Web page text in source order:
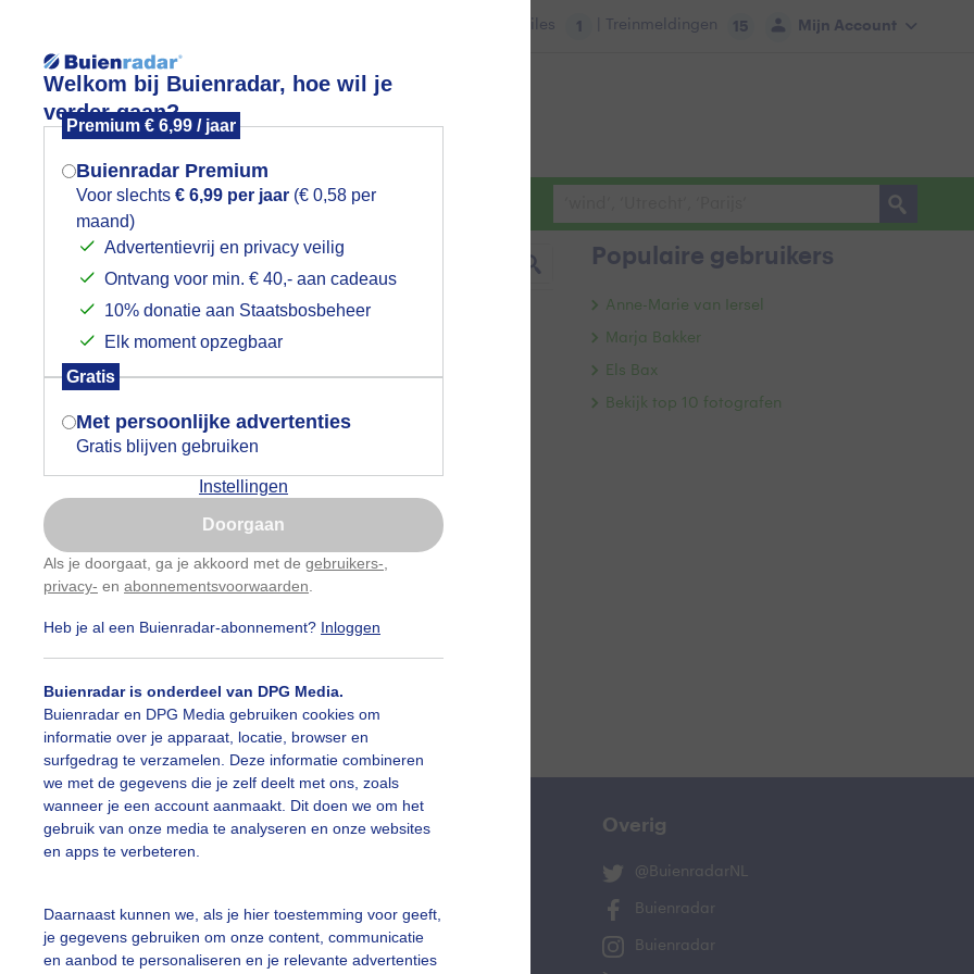
Welkom bij Buienradar, hoe wil je
verder gaan?
Premium € 6,99 / jaar
Buienradar Premium
Voor slechts € 6,99 per jaar (€ 0,58 per
maand)
Advertentievrij en privacy veilig
Ontvang voor min. € 40,- aan cadeaus
10% donatie aan Staatsbosbeheer
Elk moment opzegbaar
Gratis
Met persoonlijke advertenties
Gratis blijven gebruiken
Instellingen
Doorgaan
Als je doorgaat, ga je akkoord met de gebruikers-
privacy- en abonnementsvoorwaarden
Heb je al een Buienradar-abonnement? Inloggen
Buienradar is onderdeel van DPG Media.
Buienradar en DPG Media gebruiken cookies om
informatie over je apparaat, locatie, browser en
surfgedrag te verzamelen. Deze informatie combineren
we met de gegevens die je zelf deelt met ons, zoals
wanneer je een account aanmaakt. Dit doen we om het
gebruik van onze media te analyseren en onze websites
en apps te verbeteren.
Daarnaast kunnen we, als je hier toestemming voor geeft,
je gegevens gebruiken om onze content, communicatie
en aanbod te personaliseren en je relevante advertenties
Mijn Account
Files 1 | Treinmeldingen 15
Foto en video Weerzine
slideshow
Een moment geduld aub...
##terras #bewolking
#droogte #duinen #fietser
#halo #hitte #hittegolf #kinderen
#levendestandbeelden
#natuur #opklaringen
#stapelwolkjes #strakblauwe_lucht
alle categorieën
Populaire gebruikers
Anne-Marie van Iersel
Marja Bakker
Els Bax
Bekijk top 10 fotografen
vragen
Mijn weer Overig
@BuienradarNL
Buienradar
Buienradar
Mogen we je locatie gebruiken voor
het weer?
Indien je hier nog geen akkoord op hebt
gegeven, verschijnt er zo een pop-up uit
je browser waarin deze toestemming
gevraagd wordt.
Is goed, toon de popup
Nu niet, misschien later
Gebruik je Safari en wil je niet elke dag deze pop-up
Klikhierom dit aan te passen